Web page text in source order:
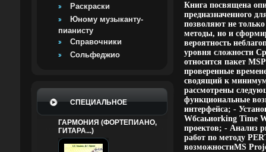
Раскраски
Юному музыканту-
пианисту
Справочники
Сольфеджио
СПЕЦИАЛЬНОЕ
ГАРМОНИЯ (ФОРТЕПИАНО,
ГИТАРА...)
Книга посвящена
предназначенного
позволяют не
методы, но и
вероятность
уровня сложности
относится пакет
проверенные
сводящий к
рассмотрены
функциональные
интерфейса; -
Wбсаьиorking Time
проектов; - Анализ
работ по методу
возможностиMS